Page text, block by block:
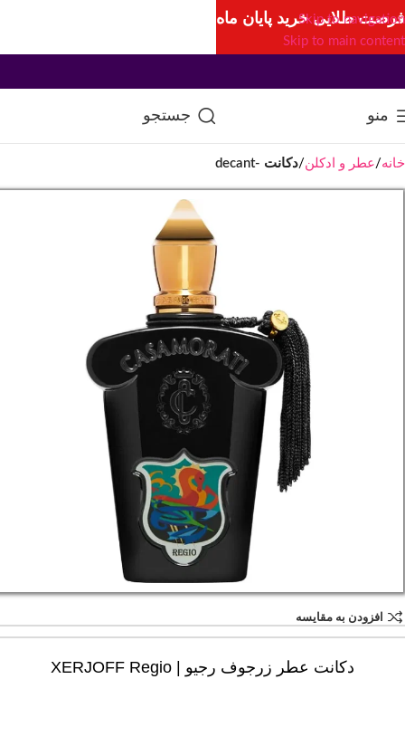
Skip to navigation
Skip to main content
منو جستجو
خانه عطر و ادکلن دکانت -decant
افزودن به مقایسه
دکانت عطر زرجوف رجیو | XERJOFF Regio
فرصت طلایی خرید پایان ماه